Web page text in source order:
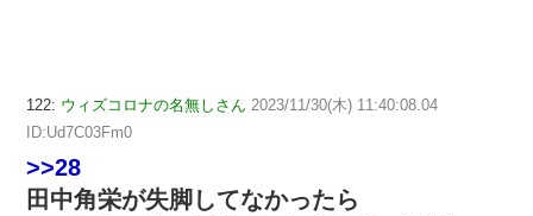
122: ウィズコロナの名無しさん 2023/11/30(木) 11:40:08.04
ID:Ud7C03Fm0
>>28
田中角栄が失脚してなかったら